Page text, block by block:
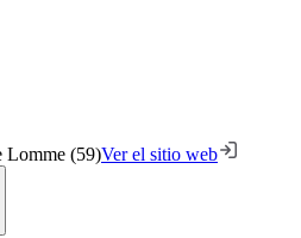
Lomme (59)Ver el sitio web